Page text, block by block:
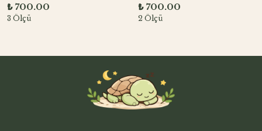
₺ 700.00
3 Ölçü
₺ 700.00
2 Ölçü